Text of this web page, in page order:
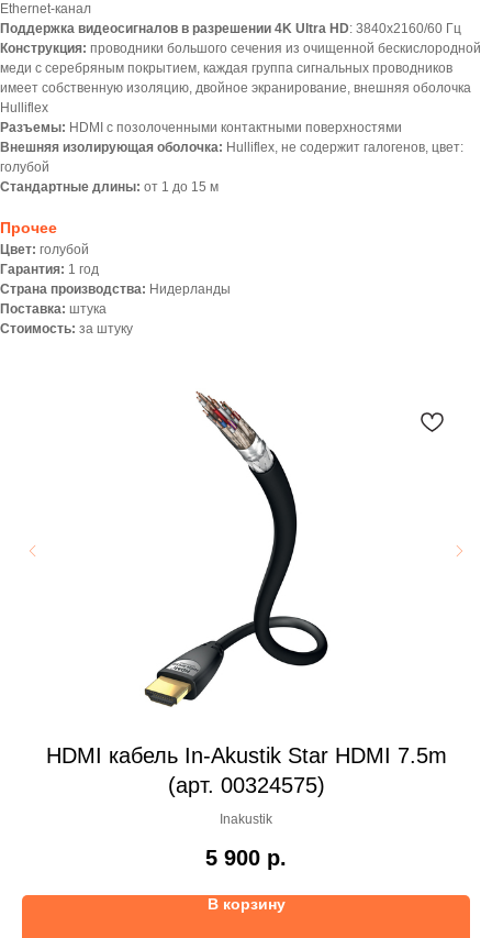
Ethernet-канал
Поддержка видеосигналов в разрешении 4K Ultra HD: 3840x2160/60 Гц
Конструкция: проводники большого сечения из очищенной бескислородной
меди с серебряным покрытием, каждая группа сигнальных проводников
имеет собственную изоляцию, двойное экранирование, внешняя оболочка
Hulliflex
Разъемы: HDMI с позолоченными контактными поверхностями
Внешняя изолирующая оболочка: Hulliflex, не содержит галогенов, цвет:
голубой
Стандартные длины: от 1 до 15 м
Прочее
Цвет: голубой
Гарантия: 1 год
Страна производства: Нидерланды
Поставка: штука
Стоимость: за штуку
HDMI кабель In-Akustik Star HDMI 7.5m
(арт. 00324575)
Inakustik
5 900 р.
В корзину